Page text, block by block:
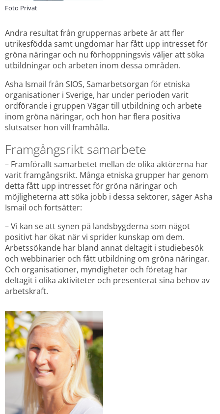
Foto Privat
Andra resultat från gruppernas arbete är att fler
utrikesfödda samt ungdomar har fått upp intresset för
gröna näringar och nu förhoppningsvis väljer att söka
utbildningar och arbeten inom dessa områden.
Asha Ismail från SIOS, Samarbetsorgan för etniska
organisationer i Sverige, har under perioden varit
ordförande i gruppen Vägar till utbildning och arbete
inom gröna näringar, och hon har flera positiva
slutsatser hon vill framhålla.
Framgångsrikt samarbete
– Framförallt samarbetet mellan de olika aktörerna har
varit framgångsrikt. Många etniska grupper har genom
detta fått upp intresset för gröna näringar och
möjligheterna att söka jobb i dessa sektorer, säger Asha
Ismail och fortsätter:
– Vi kan se att synen på landsbygderna som något
positivt har ökat när vi sprider kunskap om dem.
Arbetssökande har bland annat deltagit i studiebesök
och webbinarier och fått utbildning om gröna näringar.
Och organisationer, myndigheter och företag har
deltagit i olika aktiviteter och presenterat sina behov av
arbetskraft.